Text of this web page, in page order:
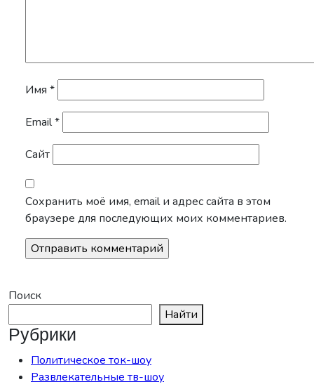
Имя *
Email*
Сайт
Сохранить моё имя, email и адрес сайта в этом
браузере для последующих моих комментариев.
Поиск
Найти
Рубрики
Политическое ток-шоу
Развлекательные тв-шоу